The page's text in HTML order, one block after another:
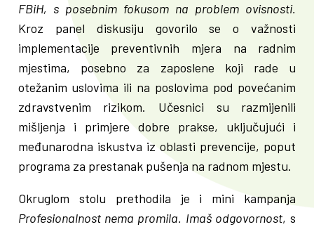
FBiH, s posebnim fokusom na problem ovisnosti.
Kroz panel diskusiju govorilo se o važnosti
implementacije preventivnih mjera na radnim
mjestima, posebno za zaposlene koji rade u
otežanim uslovima ili na poslovima pod povećanim
zdravstvenim rizikom. Učesnici su razmijenili
mišljenja i primjere dobre prakse, uključujući i
međunarodna iskustva iz oblasti prevencije, poput
programa za prestanak pušenja na radnom mjestu.
Okruglom stolu prethodila je i mini kampanja
Profesionalnost nema promila. Imaš odgovornost, s